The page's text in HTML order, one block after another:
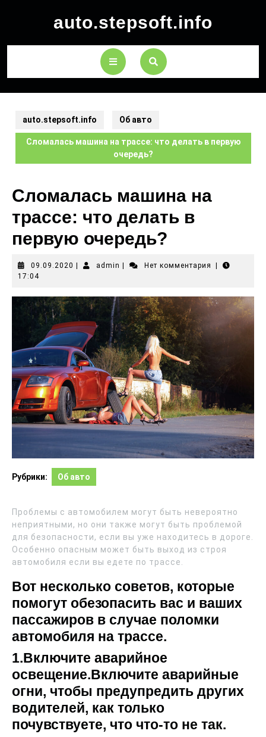
auto.stepsoft.info
auto.stepsoft.info Об авто
Сломалась машина на трассе: что делать в первую
очередь?
Сломалась машина на
трассе: что делать в
первую очередь?
09.09.2020 admin Нет комментария
17:04
Рубрики: Об авто
Проблемы с автомобилем могут быть невероятно
неприятными, но они также могут быть проблемой
для безопасности, если вы уже находитесь в дороге.
Особенно опасным может быть выход из строя
автомобиля если вы едете по трассе.
Вот несколько советов, которые
помогут обезопасить вас и ваших
пассажиров в случае поломки
автомобиля на трассе.
1.Включите аварийное
освещение.Включите аварийные
огни, чтобы предупредить других
водителей, как только
почувствуете, что что-то не так.